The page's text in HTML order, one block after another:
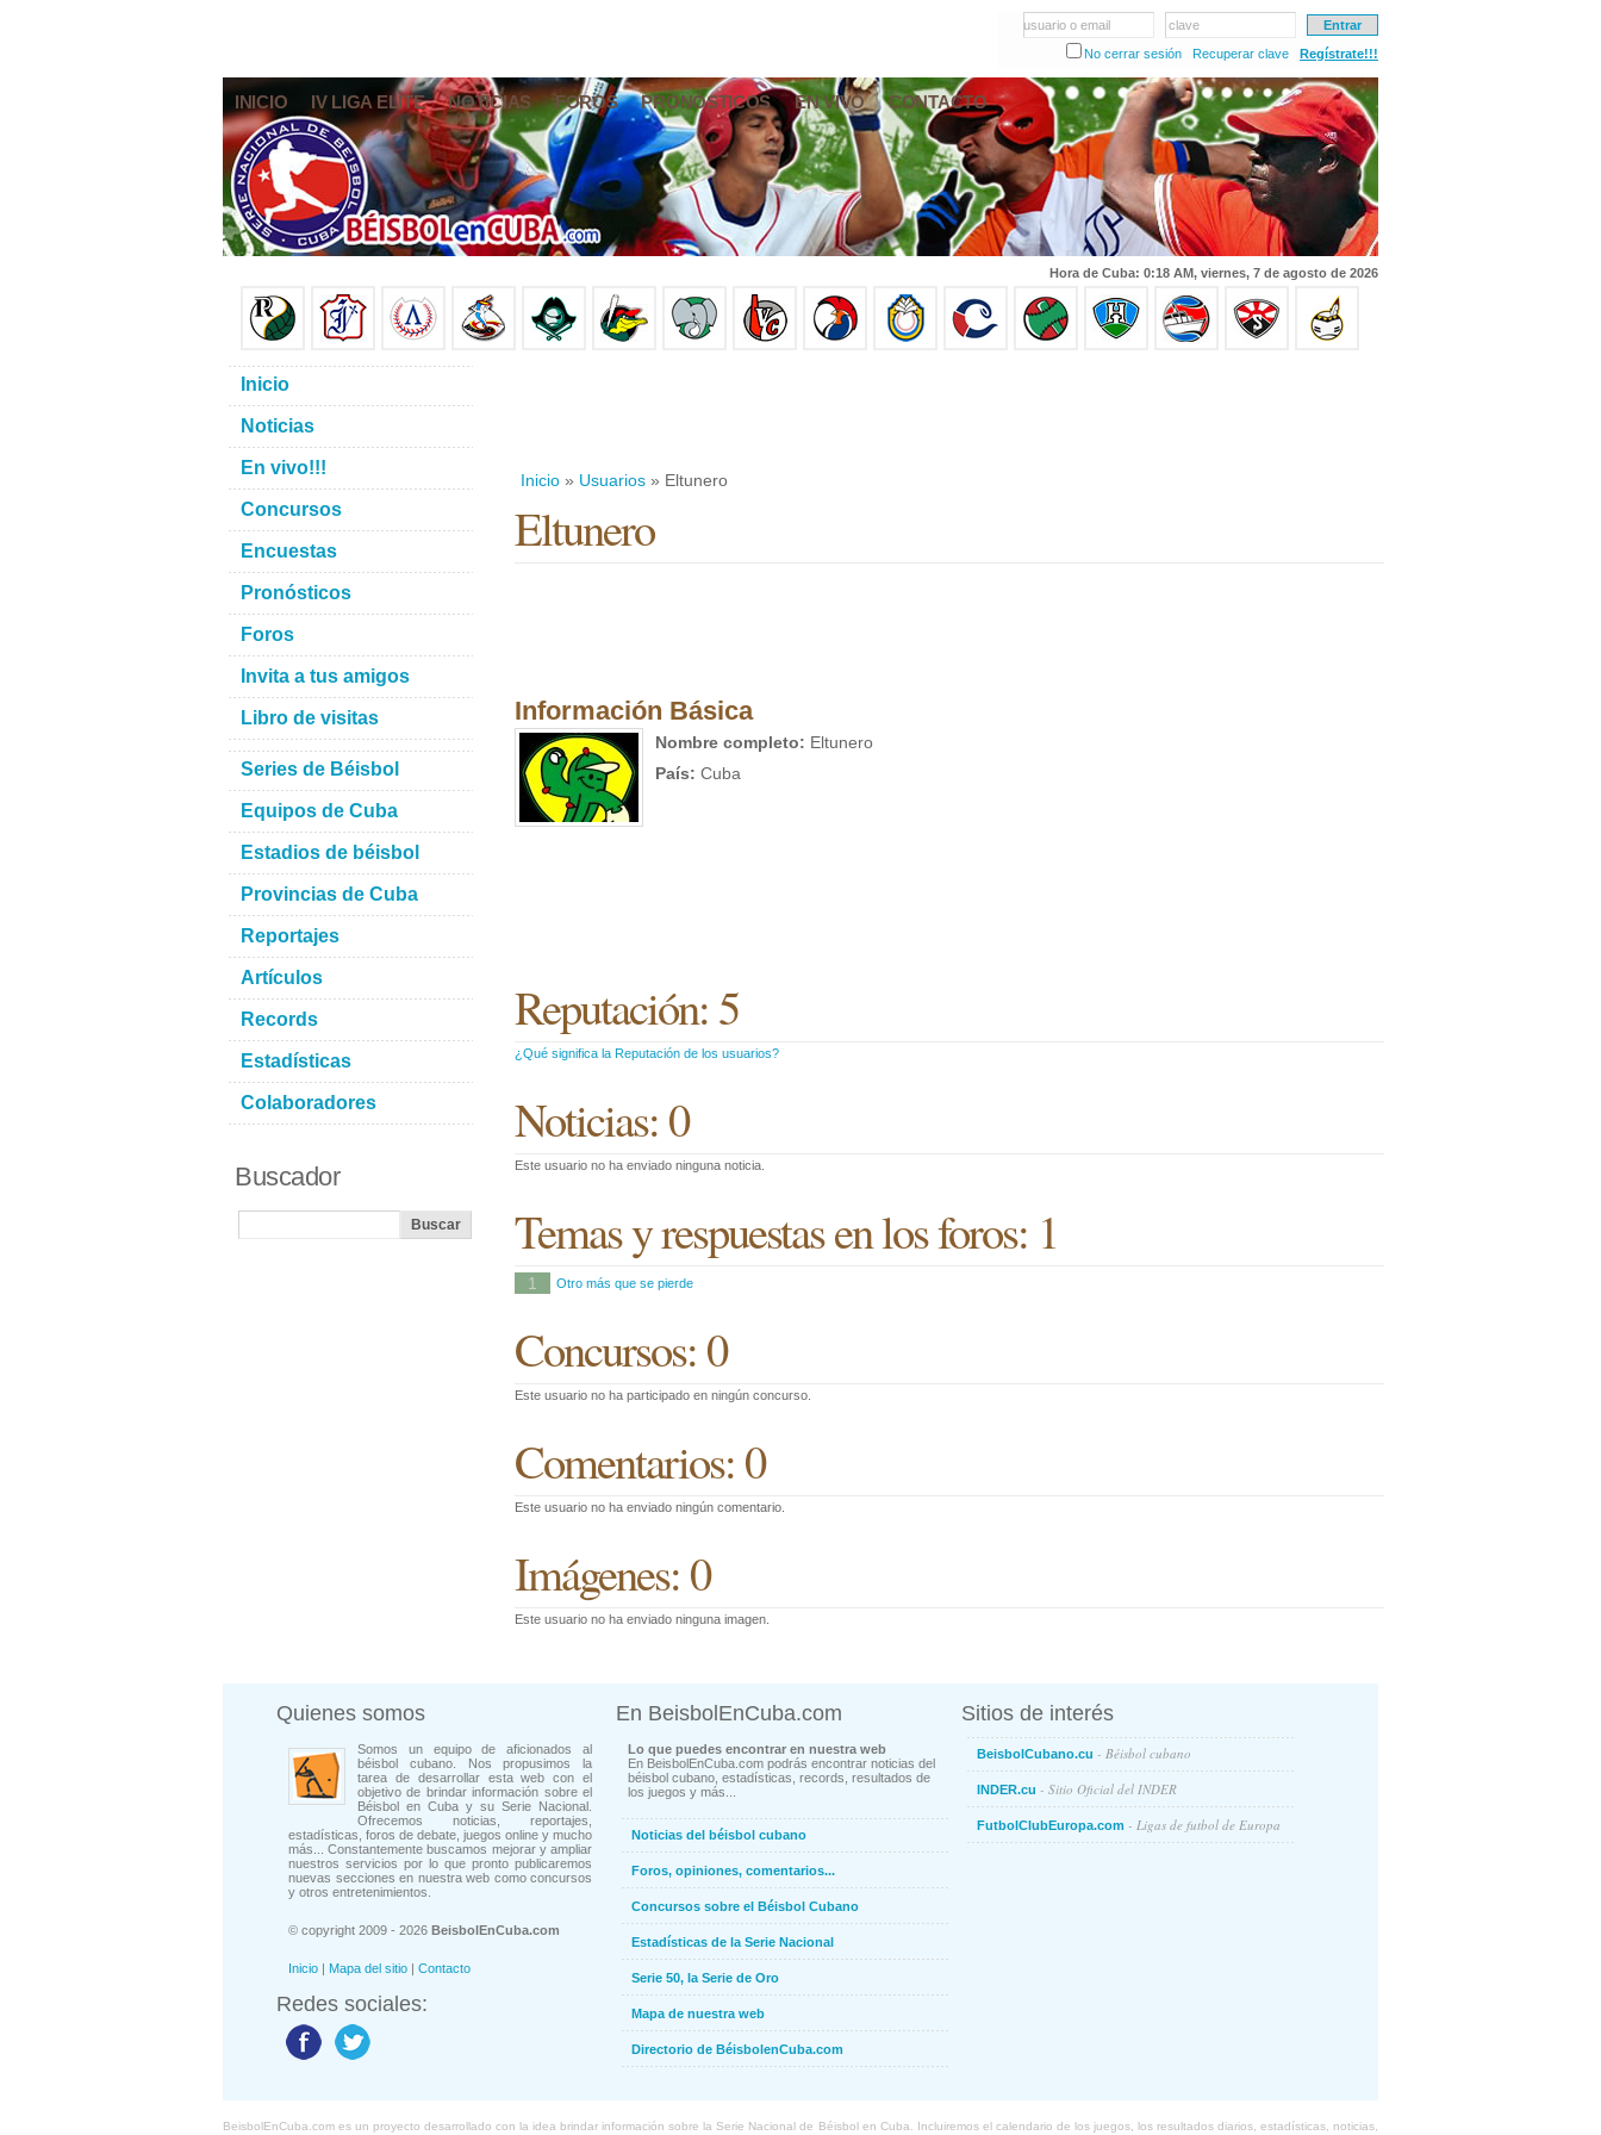
usuario o email
clave
No cerrar sesión
Recuperar clave Regístrate!!!
INICIO IV LIGA ELITE NOTICIAS FOROS PRONÓSTICOS EN VIVO CONTACTO
Hora de Cuba: 0:18 AM, viernes, 7 de agosto de 2026
Inicio » Usuarios » Eltunero
Eltunero
Información Básica
Nombre completo: Eltunero
País: Cuba
Reputación: 5
¿Qué significa la Reputación de los usuarios?
Noticias: 0
Este usuario no ha enviado ninguna noticia.
Temas y respuestas en los foros: 1
1 Otro más que se pierde
Concursos: 0
Este usuario no ha participado en ningún concurso.
Comentarios: 0
Este usuario no ha enviado ningún comentario.
Imágenes: 0
Este usuario no ha enviado ninguna imagen.
Inicio
Noticias
En vivo!!!
Concursos
Encuestas
Pronósticos
Foros
Invita a tus amigos
Libro de visitas
Series de Béisbol
Equipos de Cuba
Estadios de béisbol
Provincias de Cuba
Reportajes
Artículos
Records
Estadísticas
Colaboradores
Buscador
Quienes somos
Somos un equipo de aficionados al
béisbol cubano. Nos propusimos la
tarea de desarrollar esta web con el
objetivo de brindar información sobre el
Béisbol en Cuba y su Serie Nacional.
Ofrecemos noticias, reportajes,
estadísticas, foros de debate, juegos online y mucho
más... Constantemente buscamos mejorar y ampliar
nuestros servicios por lo que pronto publicaremos
nuevas secciones en nuestra web como concursos
y otros entretenimientos.
© copyright 2009 - 2026 BeisbolEnCuba.com
Inicio | Mapa del sitio | Contacto
Redes sociales:
En BeisbolEnCuba.com
Lo que puedes encontrar en nuestra web
En BeisbolEnCuba.com podrás encontrar noticias del
béisbol cubano, estadísticas, records, resultados de
los juegos y más...
Noticias del béisbol cubano
Foros, opiniones, comentarios...
Concursos sobre el Béisbol Cubano
Estadísticas de la Serie Nacional
Serie 50, la Serie de Oro
Mapa de nuestra web
Directorio de BéisbolenCuba.com
Sitios de interés
BeisbolCubano.cu - Béisbol cubano
INDER.cu - Sitio Oficial del INDER
FutbolClubEuropa.com - Ligas de futbol de Europa
BeisbolEnCuba.com es un proyecto desarrollado con la idea brindar información sobre la Serie Nacional de Béisbol en Cuba. Incluiremos el calendario de los juegos, los resultados diarios, estadísticas, noticias,